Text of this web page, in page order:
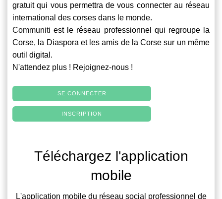
gratuit qui vous permettra de vous connecter au réseau
international des corses dans le monde.
Communiti est le réseau professionnel qui regroupe la
Corse, la Diaspora et les amis de la Corse sur un même
outil digital.
N'attendez plus ! Rejoignez-nous !
SE CONNECTER
INSCRIPTION
Téléchargez l'application
mobile
L'application mobile du réseau social professionnel de